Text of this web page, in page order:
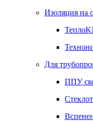
Изоляция на
Для
ППУ